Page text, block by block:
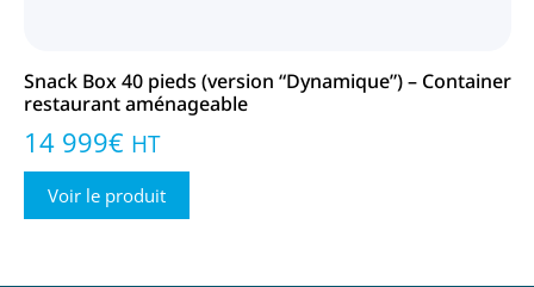
Snack Box 40 pieds (version “Dynamique”) – Container
restaurant aménageable
14 999€ HT
Voir le produit